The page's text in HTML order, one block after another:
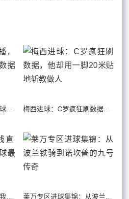
梅西进球：C罗疯狂刷数据，他却用一脚20米贴地斩教做人